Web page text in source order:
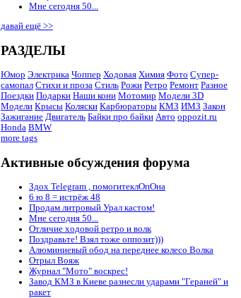
Мне сегодня 50...
давай ещё >>
РАЗДЕЛЫ
Юмор Электрика Чоппер Ходовая Химия Фото Супер-
самопал Стихи и проза Стиль Рожи Ретро Ремонт Разное
Поездки Подарки Наши кони Мотомир Модели 3D
Модели Крысы Коляски Карбюраторы КМЗ ИМЗ Закон
Зажигание Двигатель Байки про байки Авто oppozit.ru
Honda BMW
more tags
Активные обсуждения форума
Здох Telegram , помогитеклОпОна
6 ю 8 = истрёж 48
Продам литровый Урал кастом!
Мне сегодня 50...
Отличие ходовой ретро и волк
Поздравьте! Взял тоже оппозит)))
Алюминиевый обод на переднее колесо Волка
Отрыл Вояж
Журнал "Мото" воскрес!
Завод КМЗ в Киеве разнесли ударами "Гераней" и
ракет